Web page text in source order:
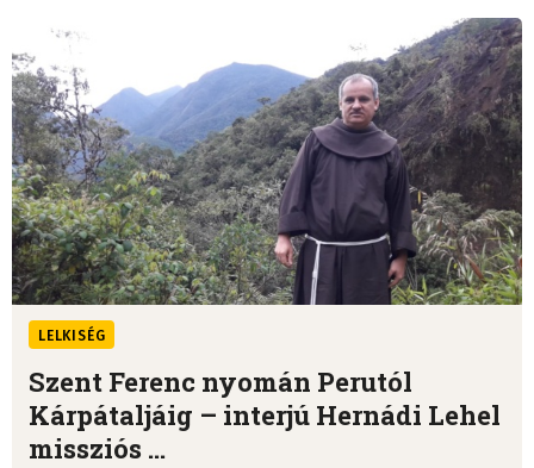
LELKISÉG
Szent Ferenc nyomán Perutól
Kárpátaljáig – interjú Hernádi Lehel
missziós ...